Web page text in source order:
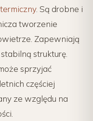
. Są drobne i
tworzenie
Zapewniają
strukturę.
sprzyjać
częściej
ze względu na